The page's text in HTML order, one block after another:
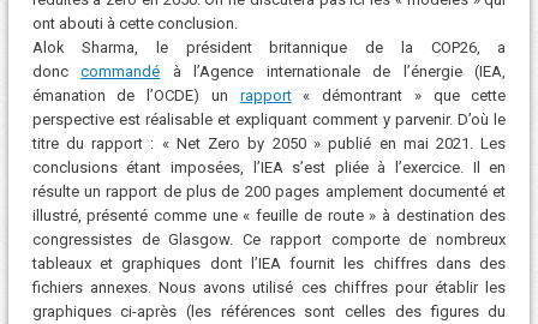
ont abouti à cette conclusion.
Alok Sharma, le président britannique de la COP26, a
donccommandé à l’Agence internationale de l’énergie (IEA,
émanation de l’OCDE) un rapport« démontrant » que cette
perspective est réalisable et expliquant comment y parvenir. D’où le
titre du rapport : « Net Zero by 2050 » publié en mai 2021. Les
conclusions étant imposées, l’IEA s’est pliée à l’exercice. Il en
résulte un rapport de plus de 200 pages amplement documenté et
illustré, présenté comme une « feuille de route » à destination des
congressistes de Glasgow. Ce rapport comporte de nombreux
tableaux et graphiques dont l’IEA fournit les chiffres dans des
fichiers annexes. Nous avons utilisé ces chiffres pour établir les
graphiques ci-après (les références sont celles des figures du